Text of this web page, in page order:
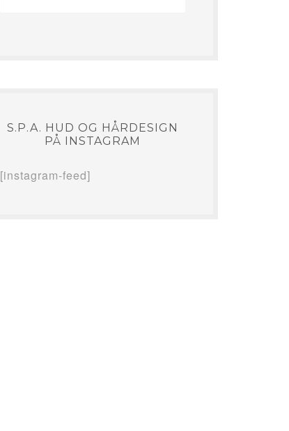
S.P.A. HUD OG HÅRDESIGN
PÅ INSTAGRAM
[instagram-feed]